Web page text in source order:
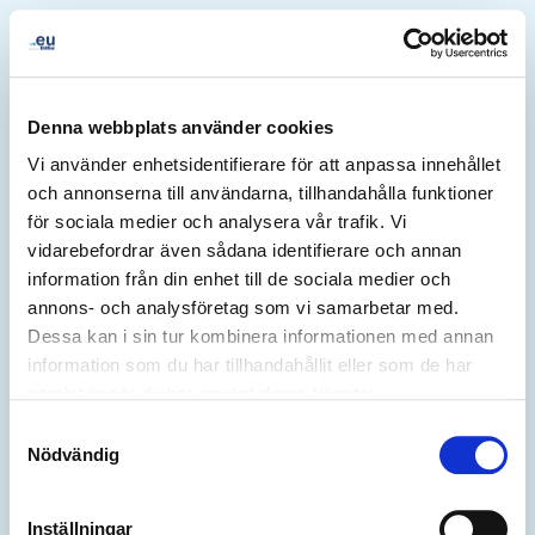
Denna webbplats använder cookies
Vi använder enhetsidentifierare för att anpassa innehållet
och annonserna till användarna, tillhandahålla funktioner
för sociala medier och analysera vår trafik. Vi
vidarebefordrar även sådana identifierare och annan
information från din enhet till de sociala medier och
annons- och analysföretag som vi samarbetar med.
Dessa kan i sin tur kombinera informationen med annan
information som du har tillhandahållit eller som de har
Nödvändig
Inställningar